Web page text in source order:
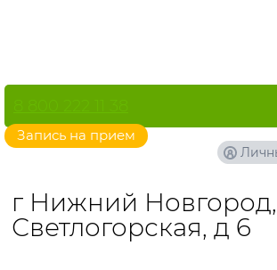
Запись на прием
г Нижний Новгород,
Светлогорская, д 6